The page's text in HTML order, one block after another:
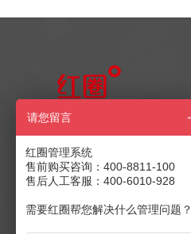
售前产品咨询
400-8811-100
售后客服：400-6010-928
商务合作：
发送至邮箱
请您留言
红圈管理系统
售前购买咨询：400-8811-100
售后人工客服：400-6010-928
需要红圈帮您解决什么管理问题？